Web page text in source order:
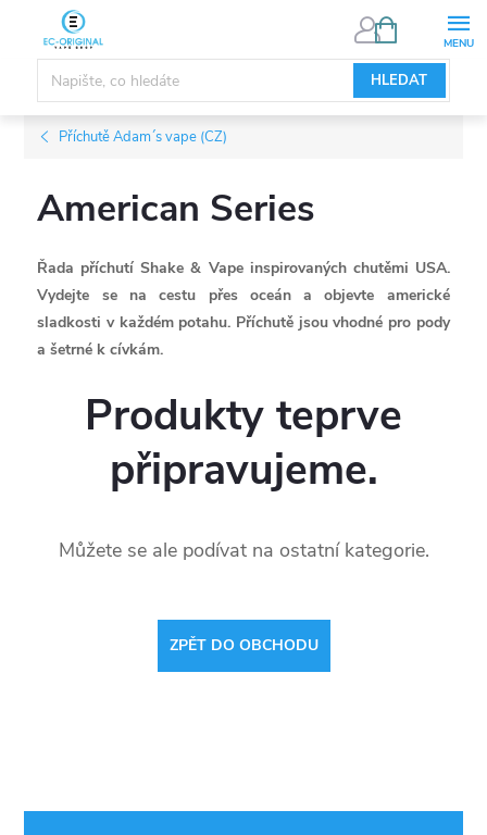
obsah
HLEDAT
NÁKUPNÍ
Příchutě Adam´s vape (CZ)
American Series
Řada příchutí Shake & Vape inspirovaných chutěmi USA.
Vydejte se na cestu přes oceán a objevte americké
sladkosti v každém potahu. Příchutě jsou vhodné pro pody
a šetrné k cívkám.
Produkty teprve
připravujeme.
Můžete se ale podívat na ostatní kategorie.
ZPĚT DO OBCHODU